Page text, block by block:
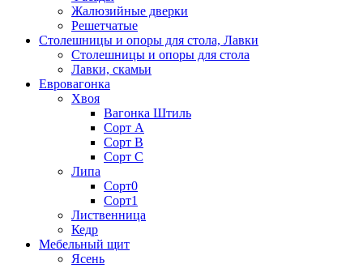
Жалюзийные дверки
Решетчатые
Столешницы и опоры для стола, Лавки
Столешницы и опоры для стола
Лавки, скамьи
Евровагонка
Хвоя
Вагонка Штиль
Сорт А
Сорт В
Сорт С
Липа
Сорт0
Сорт1
Лиственница
Кедр
Мебельный щит
Ясень